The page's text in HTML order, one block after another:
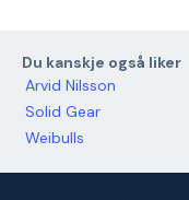
Du kanskje også liker
Arvid Nilsson
Solid Gear
Weibulls